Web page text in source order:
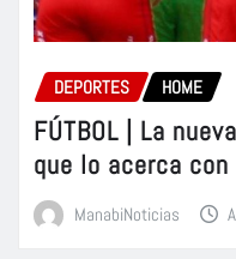
DEPORTES HOME
FÚTBOL | La
que lo acerca
ManabiNoticias